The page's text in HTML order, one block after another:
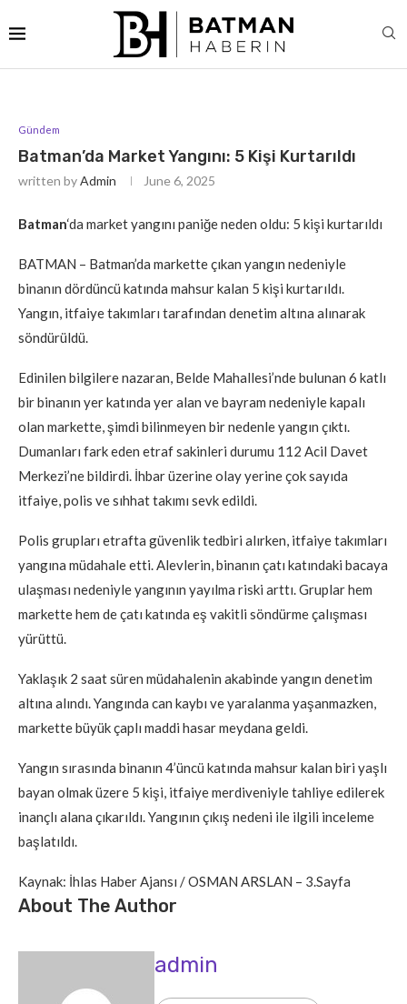
Gündem
Batman’da Market Yangını: 5 Kişi Kurtarıldı
written byAdmin June 6, 2025
Batman‘da market yangını paniğe neden oldu: 5 kişi kurtarıldı
BATMAN – Batman’da markette çıkan yangın nedeniyle
binanın dördüncü katında mahsur kalan 5 kişi kurtarıldı.
Yangın, itfaiye takımları tarafından denetim altına alınarak
söndürüldü.
Edinilen bilgilere nazaran, Belde Mahallesi’nde bulunan 6 katlı
bir binanın yer katında yer alan ve bayram nedeniyle kapalı
olan markette, şimdi bilinmeyen bir nedenle yangın çıktı.
Dumanları fark eden etraf sakinleri durumu 112 Acil Davet
Merkezi’ne bildirdi. İhbar üzerine olay yerine çok sayıda
itfaiye, polis ve sıhhat takımı sevk edildi.
Polis grupları etrafta güvenlik tedbiri alırken, itfaiye takımları
yangına müdahale etti. Alevlerin, binanın çatı katındaki bacaya
ulaşması nedeniyle yangının yayılma riski arttı. Gruplar hem
markette hem de çatı katında eş vakitli söndürme çalışması
yürüttü.
Yaklaşık 2 saat süren müdahalenin akabinde yangın denetim
altına alındı. Yangında can kaybı ve yaralanma yaşanmazken,
markette büyük çaplı maddi hasar meydana geldi.
Yangın sırasında binanın 4’üncü katında mahsur kalan biri yaşlı
bayan olmak üzere 5 kişi, itfaiye merdiveniyle tahliye edilerek
inançlı alana çıkarıldı. Yangının çıkış nedeni ile ilgili inceleme
başlatıldı.
Kaynak: İhlas Haber Ajansı / OSMAN ARSLAN – 3.Sayfa
About The Author
admin